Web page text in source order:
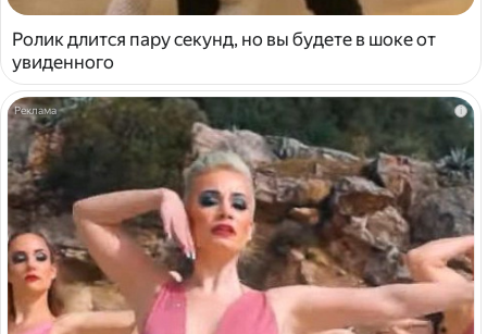
Ролик длится пару секунд, но вы будете в шоке от
увиденного
i